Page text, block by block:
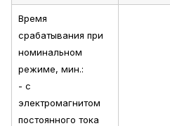
Время
срабатывания при
номинальном
режиме, мин.:
- с
электромагнитом
постоянного тока